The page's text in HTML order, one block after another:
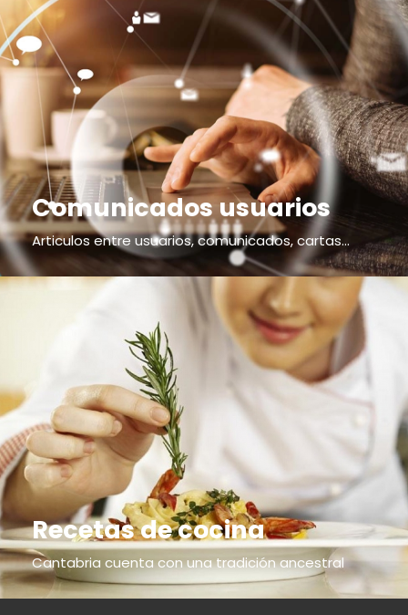
Comunicados usuarios
Articulos entre usuarios, comunicados, cartas...
Recetas de cocina
Cantabria cuenta con una tradición ancestral